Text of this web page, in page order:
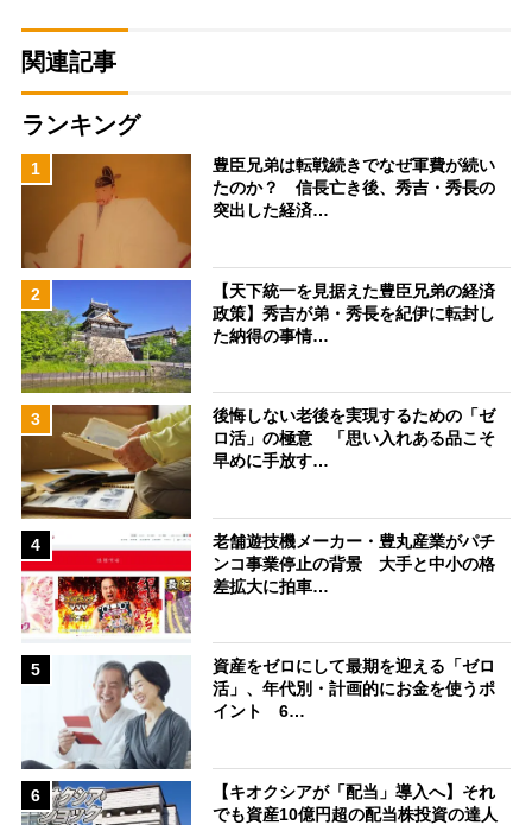
関連記事
ランキング
1
豊臣兄弟は転戦続きでなぜ軍費が続い
たのか？ 信長亡き後、秀吉・秀長の
突出した経済…
2
【天下統一を見据えた豊臣兄弟の経済
政策】秀吉が弟・秀長を紀伊に転封し
た納得の事情…
3
後悔しない老後を実現するための「ゼ
ロ活」の極意 「思い入れある品こそ
早めに手放す…
4
老舗遊技機メーカー・豊丸産業がパチ
ンコ事業停止の背景 大手と中小の格
差拡大に拍車…
5
資産をゼロにして最期を迎える「ゼロ
活」、年代別・計画的にお金を使うポ
イント 6…
6
【キオクシアが「配当」導入へ】それ
でも資産10億円超の配当株投資の達人